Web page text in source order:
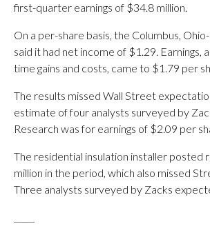
first-quarter earnings of $34.8 million.
On a per-share basis, the Columbus,
said it had net income of $1.29. Earnings,
time gains and costs, came to $1.79 per
The results missed Wall Street
estimate of four analysts surveyed by
Research was for earnings of $2.09 per
The residential insulation installer posted
million in the period, which also missed
Three analysts surveyed by Zacks